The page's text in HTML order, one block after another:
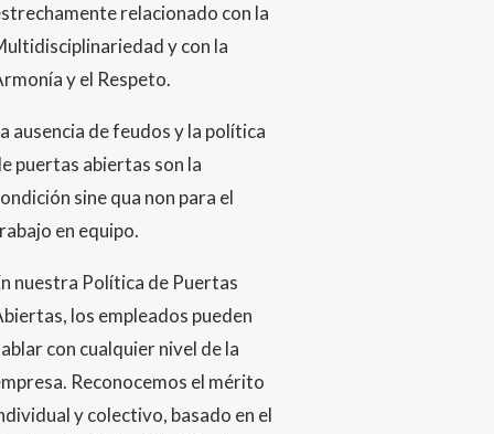
relacionado con la
y con la
y el Respeto.
ausencia de feudos y la política
puertas abiertas son la
sine qua non para el
en equipo.
nuestra Política de Puertas
los empleados pueden
con cualquier nivel de la
Reconocemos el mérito
y colectivo, basado en el